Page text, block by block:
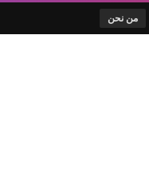
من نحن